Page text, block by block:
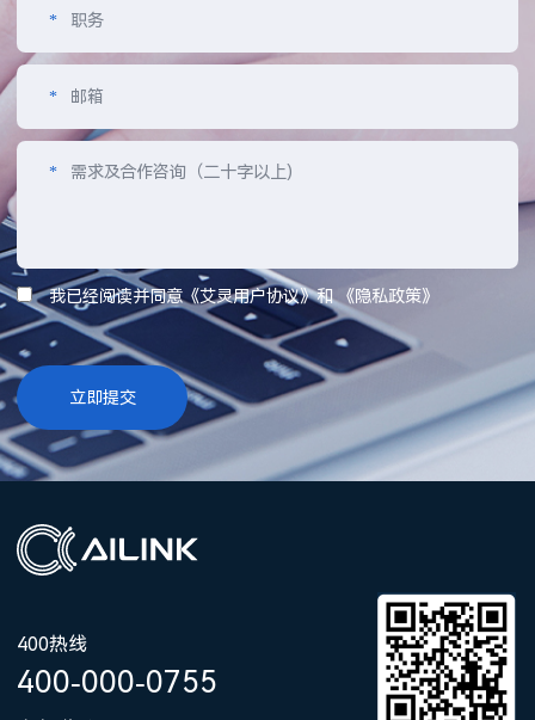
* 职务
* 邮箱
* 需求及合作咨询（二十字以上)
我已经阅读并同意《艾灵用户协议》和 《隐私政策》
400热线
400-000-0755